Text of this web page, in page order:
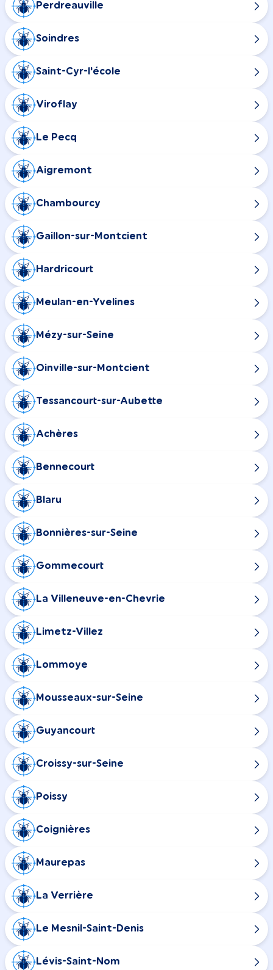
Perdreauville
Soindres
Saint-Cyr-l'école
Viroflay
Le Pecq
Aigremont
Chambourcy
Gaillon-sur-Montcient
Hardricourt
Meulan-en-Yvelines
Mézy-sur-Seine
Oinville-sur-Montcient
Tessancourt-sur-Aubette
Achères
Bennecourt
Blaru
Bonnières-sur-Seine
Gommecourt
La Villeneuve-en-Chevrie
Limetz-Villez
Lommoye
Mousseaux-sur-Seine
Guyancourt
Croissy-sur-Seine
Poissy
Coignières
Maurepas
La Verrière
Le Mesnil-Saint-Denis
Lévis-Saint-Nom